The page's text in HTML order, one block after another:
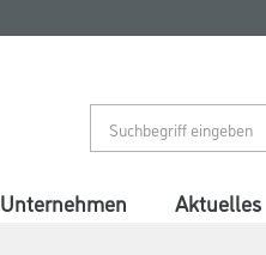
Unternehmen Aktuelles